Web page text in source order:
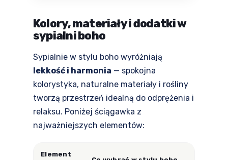
Kolory, materiały i dodatki w
sypialni boho
Sypialnie w stylu boho wyróżniają
lekkość i harmonia — spokojna
kolorystyka, naturalne materiały i rośliny
tworzą przestrzeń idealną do odprężenia i
relaksu. Poniżej ściągawka z
najważniejszych elementów:
Element